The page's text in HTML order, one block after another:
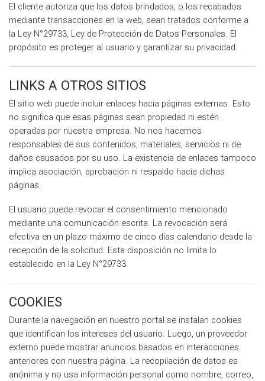
El cliente autoriza que los datos brindados, o los recabados
mediante transacciones en la web, sean tratados conforme a
la Ley N°29733, Ley de Protección de Datos Personales. El
propósito es proteger al usuario y garantizar su privacidad.
LINKS A OTROS SITIOS
El sitio web puede incluir enlaces hacia páginas externas. Esto
no significa que esas páginas sean propiedad ni estén
operadas por nuestra empresa. No nos hacemos
responsables de sus contenidos, materiales, servicios ni de
daños causados por su uso. La existencia de enlaces tampoco
implica asociación, aprobación ni respaldo hacia dichas
páginas.
El usuario puede revocar el consentimiento mencionado
mediante una comunicación escrita. La revocación será
efectiva en un plazo máximo de cinco días calendario desde la
recepción de la solicitud. Esta disposición no limita lo
establecido en la Ley N°29733.
COOKIES
Durante la navegación en nuestro portal se instalan cookies
que identifican los intereses del usuario. Luego, un proveedor
externo puede mostrar anuncios basados en interacciones
anteriores con nuestra página. La recopilación de datos es
anónima y no usa información personal como nombre, correo,